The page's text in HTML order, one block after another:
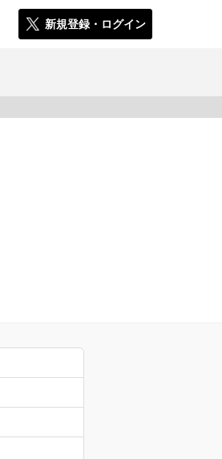
新規登録・ログイン